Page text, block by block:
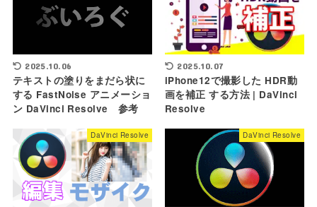
2025.10.06
テキストの塗りをまだら状に
する FastNoise アニメーショ
ン DaVinci Resolve 参考
2025.10.07
iPhone12で撮影した HDR動
画を補正 する方法 | DaVinci
Resolve
DaVinci Resolve DaVinci Resolve